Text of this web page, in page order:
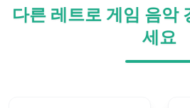
다른 레트로 게임 음악
세요